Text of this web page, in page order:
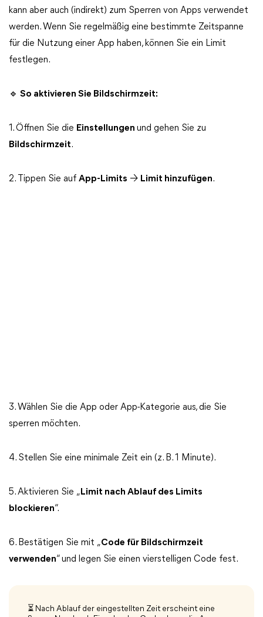
kann aber auch (indirekt) zum Sperren von Apps verwendet
werden. Wenn Sie regelmäßig eine bestimmte Zeitspanne
für die Nutzung einer App haben, können Sie ein Limit
festlegen.
🔹 So aktivieren Sie Bildschirmzeit:
1. Öffnen Sie die Einstellungen und gehen Sie zu
Bildschirmzeit.
2. Tippen Sie auf App-Limits → Limit hinzufügen.
3. Wählen Sie die App oder App-Kategorie aus, die Sie
sperren möchten.
4. Stellen Sie eine minimale Zeit ein (z. B. 1 Minute).
5. Aktivieren Sie „ Limit nach Ablauf des Limits
blockieren“.
6. Bestätigen Sie mit „Code für Bildschirmzeit
verwenden“ und legen Sie einen vierstelligen Code fest.
⏳ Nach Ablauf der eingestellten Zeit erscheint eine